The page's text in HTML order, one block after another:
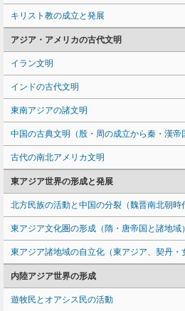
キリスト教の成立と発展
アジア・アメリカの古代文明
イラン文明
インドの古代文明
東南アジアの諸文明
中国の古典文明（殷・周の成立から秦・漢帝
古代の南北アメリカ文明
東アジア世界の形成と発展
北方民族の活動と中国の分裂（魏晋南北朝時
東アジア文化圏の形成（隋・唐帝国と諸地域）
東アジア諸地域の自立化（東アジア、契丹・
内陸アジア世界の形成
遊牧民とオアシス民の活動